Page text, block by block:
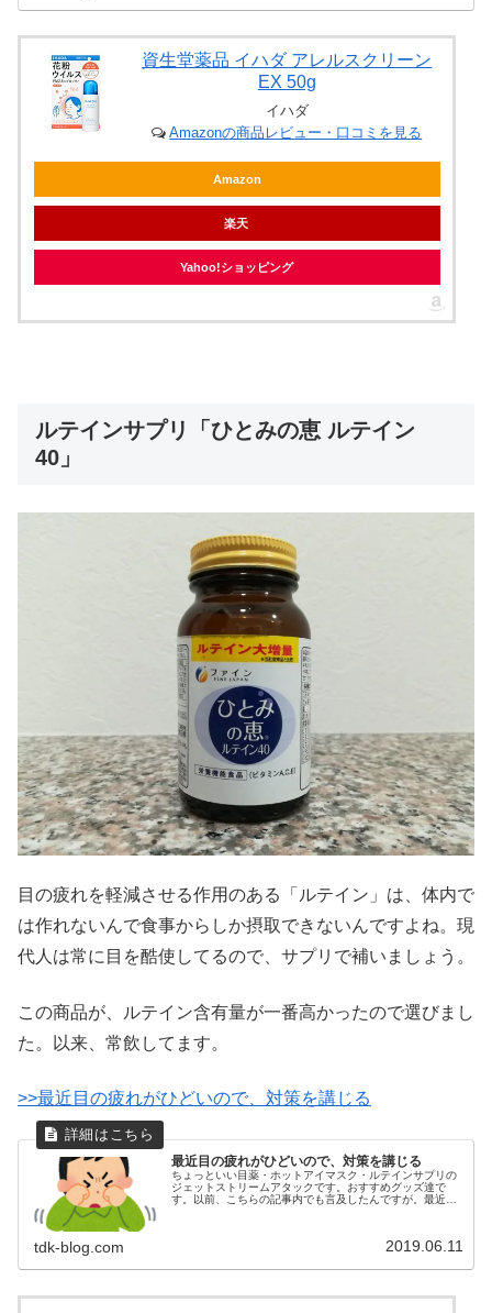
資生堂薬品 イハダ アレルスクリーン
EX 50g
イハダ
Amazonの商品レビュー・口コミを見る
Amazon
楽天
Yahoo!ショッピング
ルテインサプリ「ひとみの恵 ルテイン
40」
目の疲れを軽減させる作用のある「ルテイン」は、体内で
は作れないんで食事からしか摂取できないんですよね。現
代人は常に目を酷使してるので、サプリで補いましょう。
この商品が、ルテイン含有量が一番高かったので選びまし
た。以来、常飲してます。
>>最近目の疲れがひどいので、対策を講じる
最近目の疲れがひどいので、対策を講じる
ちょっといい目薬・ホットアイマスク・ルテインサプリの
ジェットストリームアタックです。おすすめグッズ達で
す。以前、こちらの記事内でも言及したんですが。最近、
tdk-blog.com 2019.06.11